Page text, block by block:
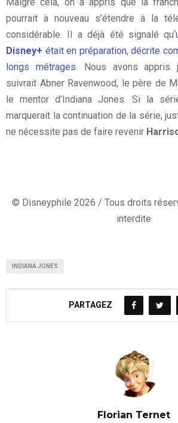
Malgré cela, on a appris que la
pourrait à nouveau s’étendre à la
considérable. Il a déjà été signalé qu
Disney+ était en préparation, décrite
longs métrages. Nous avons appris
suivrait Abner Ravenwood, le père de
le mentor d’Indiana Jones. Si la
marquerait la continuation de la série,
ne nécessite pas de faire revenir
© Disneyphile 2026 / Tous droits
interdite
INDIANA JONES
PARTAGEZ
Florian Ternet